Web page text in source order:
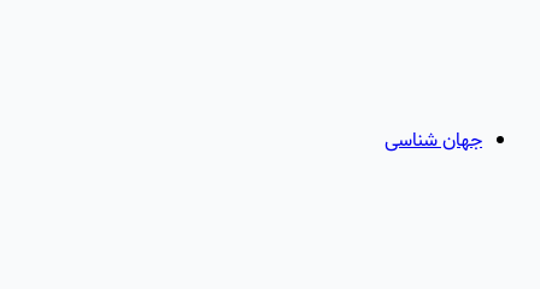
جهان شناسی